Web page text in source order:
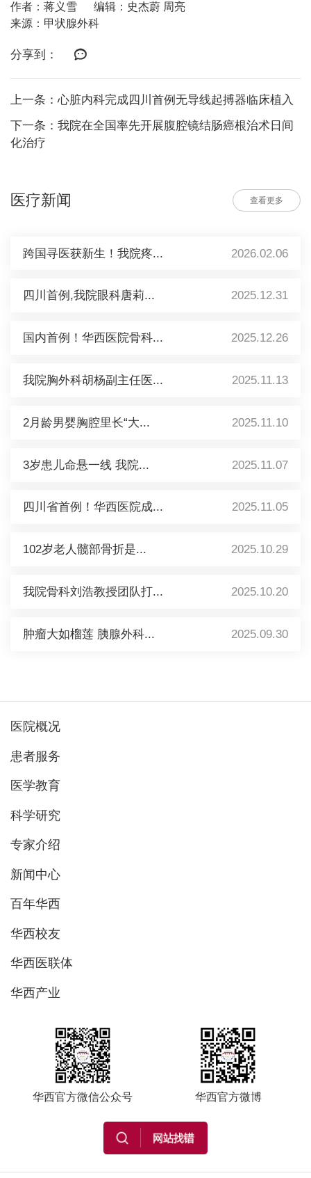
作者：蒋义雪
编辑：史杰蔚 周亮
来源：甲状腺外科
分享到：
上一条：心脏内科完成四川首例无导线起搏器临床植入
下一条：我院在全国率先开展腹腔镜结肠癌根治术日间
化治疗
医疗新闻 查看更多
跨国寻医获新生！我院疼... 2026.02.06
四川首例,我院眼科唐莉... 2025.12.31
国内首例！华西医院骨科... 2025.12.26
我院胸外科胡杨副主任医... 2025.11.13
2月龄男婴胸腔里长“大... 2025.11.10
3岁患儿命悬一线 我院... 2025.11.07
四川省首例！华西医院成... 2025.11.05
102岁老人髋部骨折是... 2025.10.29
我院骨科刘浩教授团队打... 2025.10.20
肿瘤大如榴莲 胰腺外科... 2025.09.30
医院概况
患者服务
医学教育
科学研究
专家介绍
新闻中心
百年华西
华西校友
华西医联体
华西产业
华西官方微信公众号 华西官方微博